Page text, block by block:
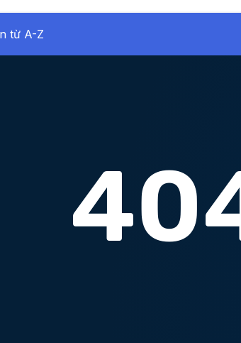
từ A-Z